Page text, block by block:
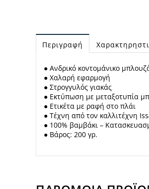
Περιγραφή
● Ανδρικό κοντομάνικο
● Χαλαρή εφαρμογή
● Στρογγυλός γιακάς
● Εκτύπωση με μεταξοτυπία
● Ετικέτα με ραφή στο πλάι
● Τέχνη από τον καλλιτέχνη
● 100% βαμβάκι –
● Βάρος: 200 γρ.